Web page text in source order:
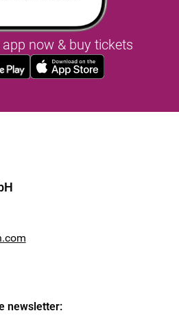
now & buy tickets
newsletter: